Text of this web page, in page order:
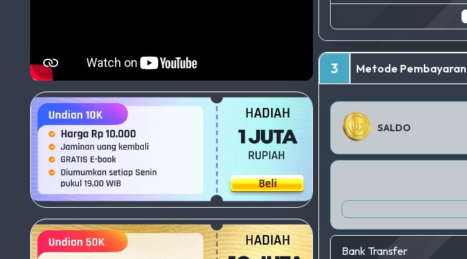
3 Metode Pembayaran
SALDO
Bank Transfer